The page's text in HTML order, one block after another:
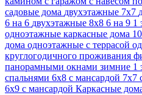
садовые дома двухэтажные 7х7
6 на 6 двухэтажные 8х8 6 на 9 1
одноэтажные каркасные дома
дома одноэтажные с террасой
круглогодичного проживания
панорамными окнами зимние 1
спальнями 6х8 с мансардой 7х7
6x9 с мансардой Каркасные